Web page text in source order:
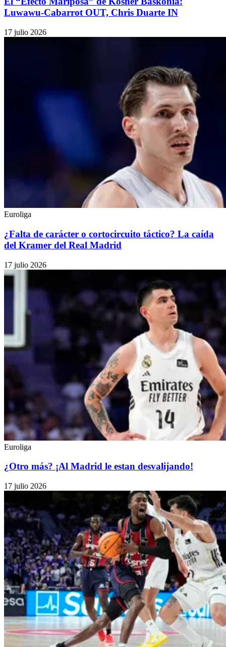
Luwawu-Cabarrot OUT, Chris Duarte IN
17 julio 2026
Euroliga
¿Falta de carácter o cortocircuito táctico? La caída
del Kramer del Real Madrid
17 julio 2026
Euroliga
¿Otro más? ¡Al Madrid le estan desvalijando!
17 julio 2026